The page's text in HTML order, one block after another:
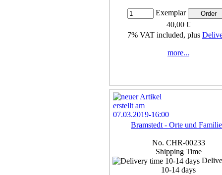
Exemplar
40,00 €
7% VAT included, plus
more...
Bramstedt - Orte und
No. CHR-00233
Shipping Time
10-14 days